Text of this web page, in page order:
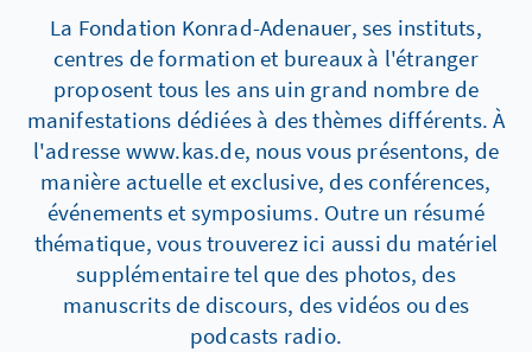
La Fondation Konrad-Adenauer, ses instituts,
centres de formation et bureaux à l'étranger
proposent tous les ans uin grand nombre de
manifestations dédiées à des thèmes différents. À
l'adresse www.kas.de, nous vous présentons, de
manière actuelle et exclusive, des conférences,
événements et symposiums. Outre un résumé
thématique, vous trouverez ici aussi du matériel
supplémentaire tel que des photos, des
manuscrits de discours, des vidéos ou des
podcasts radio.